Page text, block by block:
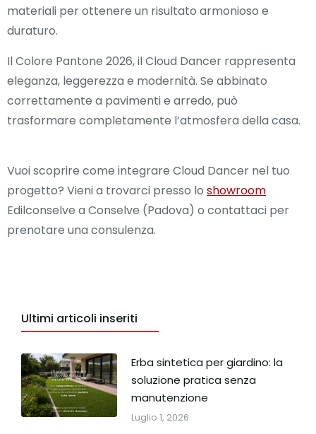
materiali per ottenere un risultato armonioso e
duraturo.
Il Colore Pantone 2026, il Cloud Dancer rappresenta
eleganza, leggerezza e modernità. Se abbinato
correttamente a pavimenti e arredo, può
trasformare completamente l’atmosfera della casa.
Vuoi scoprire come integrare Cloud Dancer nel tuo
progetto? Vieni a trovarci presso lo showroom
Edilconselve a Conselve (Padova) o contattaci per
prenotare una consulenza.
Ultimi articoli inseriti
Erba sintetica per giardino: la
soluzione pratica senza
manutenzione
Luglio 1, 2026